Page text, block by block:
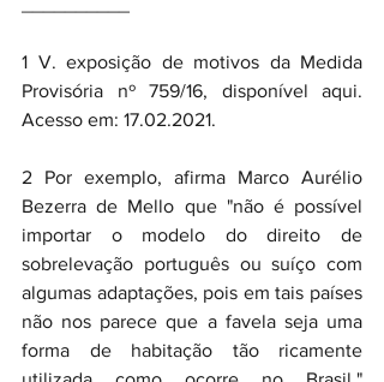
1 V. exposição de motivos da Medida
Provisória nº 759/16, disponível aqui.
Acesso em: 17.02.2021.
2 Por exemplo, afirma Marco Aurélio
Bezerra de Mello que "não é possível
importar o modelo do direito de
sobrelevação português ou suíço com
algumas adaptações, pois em tais países
não nos parece que a favela seja uma
forma de habitação tão ricamente